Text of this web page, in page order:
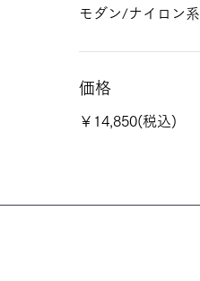
モダン/ナイロン
価格
￥14,850(税込)